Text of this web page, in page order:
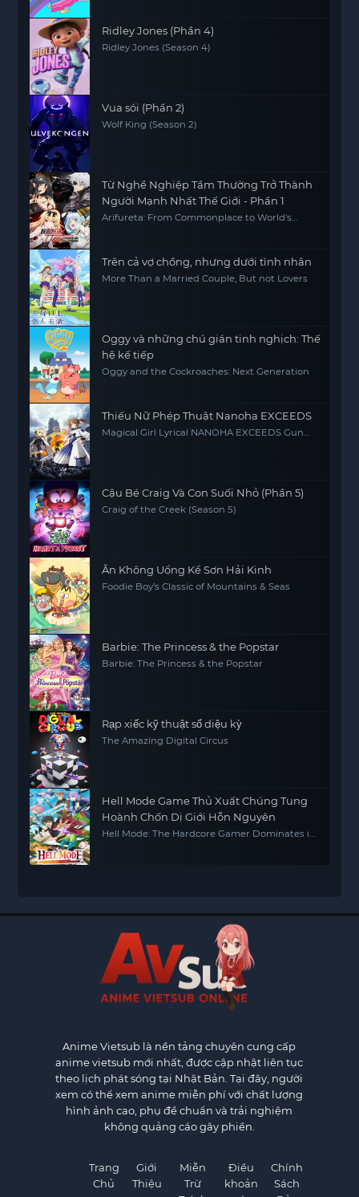
Ridley Jones (Phần 4)
Ridley Jones (Season 4)
Vua sói (Phần 2)
Wolf King (Season 2)
Từ Nghề Nghiệp Tầm Thường Trở Thành
Người Mạnh Nhất Thế Giới - Phần 1
Arifureta: From Commonplace to World's
Trên cả vợ chồng, nhưng dưới tình nhân
More Than a Married Couple, But not Lovers
Oggy và những chú gián tinh nghịch: Thế
hệ kế tiếp
Oggy and the Cockroaches: Next Generation
Thiếu Nữ Phép Thuật Nanoha EXCEEDS
Magical Girl Lyrical NANOHA EXCEEDS Gun
Cậu Bé Craig Và Con Suối Nhỏ (Phần 5)
Craig of the Creek (Season 5)
Ăn Không Uổng Kể Sơn Hải Kinh
Foodie Boy’s Classic of Mountains & Seas
Barbie: The Princess & the Popstar
Barbie: The Princess & the Popstar
Rạp xiếc kỹ thuật số diệu kỳ
The Amazing Digital Circus
Hell Mode Game Thủ Xuất Chúng Tung
Hoành Chốn Dị Giới Hỗn Nguyên
Hell Mode: The Hardcore Gamer Dominates in
Anime Vietsub là nền tảng chuyên cung cấp
anime vietsub mới nhất, được cập nhật liên tục
theo lịch phát sóng tại Nhật Bản. Tại đây, người
xem có thể xem anime miễn phí với chất lượng
hình ảnh cao, phụ đề chuẩn và trải nghiệm
không quảng cáo gây phiền.
Trang
Chủ
Giới
Thiệu
Miễn
Trừ
Điều
khoản
Chính
Sách